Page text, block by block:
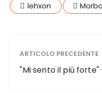
lehxon Morbo
ARTICOLO PRECEDENTE
"Mi sento il più